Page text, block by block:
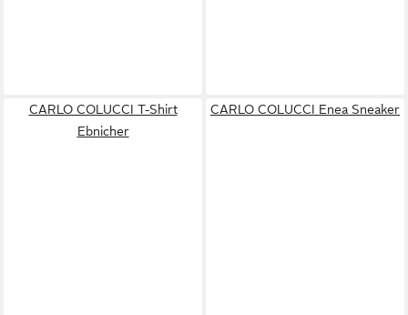
CARLO COLUCCI T-Shirt
Ebnicher
CARLO COLUCCI Enea Sneaker